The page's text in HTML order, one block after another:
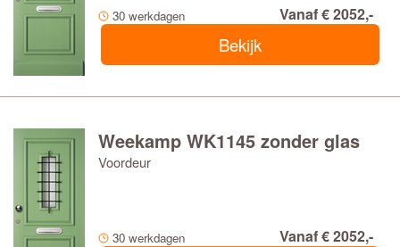
30 werkdagen Vanaf € 2052,-
Bekijk
Weekamp WK1145 zonder glas
Voordeur
30 werkdagen Vanaf € 2052,-